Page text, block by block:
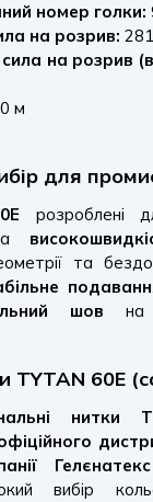
номер голки:
на розрив:
на розрив
м
для
розроблені
та
шов на
TYTAN 60E
нитки
Гелєнатекс
вибір